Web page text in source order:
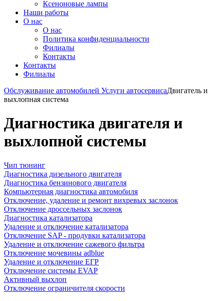
Ксеноновые лампы
Наши работы
О нас
О нас
Политика конфиденциальности
Филиалы
Контакты
Контакты
Филиалы
Обслуживание автомобилей Услуги автосервисаДвигатель и
выхлопная система
Диагностика двигателя и
выхлопной системы
Чип тюнинг
Диагностика дизельного двигателя
Диагностика бензинового двигателя
Компьютерная диагностика автомобиля
Отключение, удаление и ремонт вихревых заслонок
Отключение дроссельных заслонок
Диагностика катализатора
Удаление и отключение катализатора
Отключение SAP - продувки катализатора
Удаление и отключение сажевого фильтра
Отключение мочевины adblue
Удаление и отключение ЕГР
Отключение системы EVAP
Активный выхлоп
Отключение ограничителя скорости